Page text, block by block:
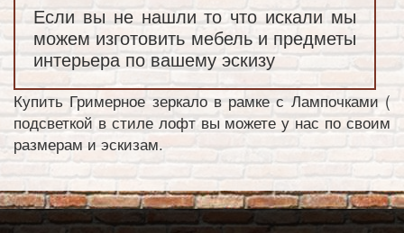
Если вы не нашли то что искали мы
можем изготовить мебель и предметы
интерьера по вашему эскизу
Купить Гримерное зеркало в рамке с Лампочками (
подсветкой в стиле лофт вы можете у нас по своим
размерам и эскизам.